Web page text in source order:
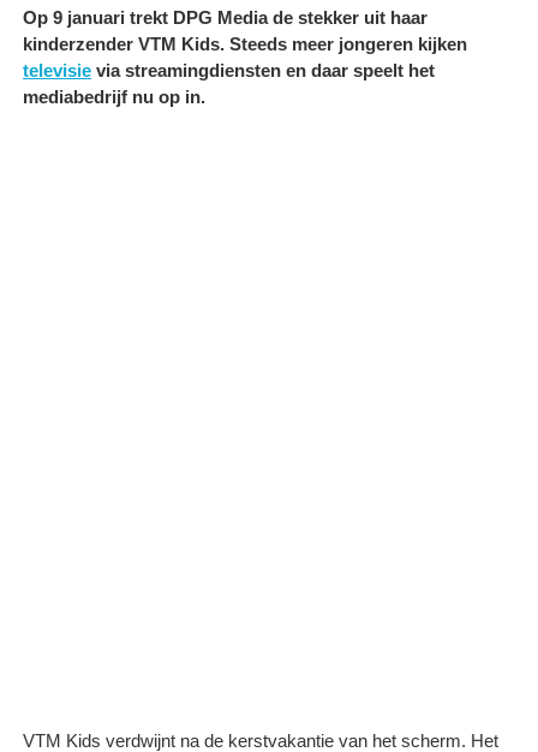
Op 9 januari trekt DPG Media de stekker uit haar
kinderzender VTM Kids. Steeds meer jongeren kijken
televisie via streamingdiensten en daar speelt het
mediabedrijf nu op in.
VTM Kids verdwijnt na de kerstvakantie van het scherm. Het